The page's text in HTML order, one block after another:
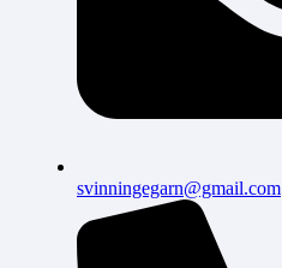
svinningegarn@gmail.com